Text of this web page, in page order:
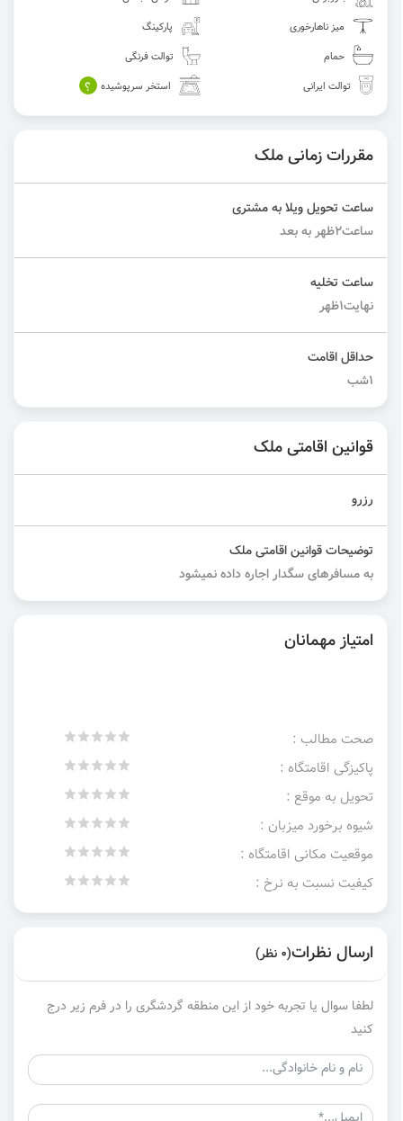
میز ناهارخوری
پارکینگ
حمام
توالت فرنگی
توالت ایرانی
استخر سرپوشیده ؟
مقررات زمانی ملک
ساعت تحویل ویلا به مشتری
ساعت2ظهر به بعد
ساعت تخلیه
نهایت1ظهر
حداقل اقامت
۱شب
قوانین اقامتی ملک
رزرو
توضیحات قوانین اقامتی ملک
به مسافرهای سگدار اجاره داده نمیشود
امتیاز مهمانان
صحت مطالب :
پاکیزگی اقامتگاه :
تحویل به موقع :
شیوه برخورد میزبان :
موقعیت مکانی اقامتگاه :
کیفیت نسبت به نرخ :
ارسال نظرات(0 نظر)
لطفا سوال یا تجربه خود از این منطقه گردشگری را در فرم زیر درج
کنید